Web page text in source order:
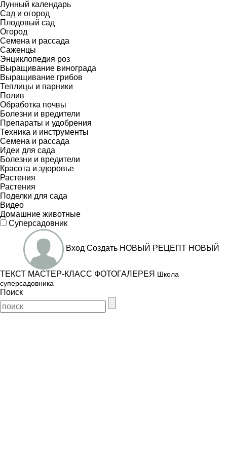
Лунный календарь
Сад и огород
Плодовый сад
Огород
Семена и рассада
Саженцы
Энциклопедия роз
Выращивание винограда
Выращивание грибов
Теплицы и парники
Полив
Обработка почвы
Болезни и вредители
Препараты и удобрения
Техника и инструменты
Семена и рассада
Идеи для сада
Болезни и вредители
Красота и здоровье
Растения
Растения
Поделки для сада
Видео
Домашние животные
Суперсадовник
Вход Создать НОВЫЙ РЕЦЕПТ НОВЫЙ
ТЕКСТ МАСТЕР-КЛАСС ФОТОГАЛЕРЕЯ Школа
суперсадовника
Поиск